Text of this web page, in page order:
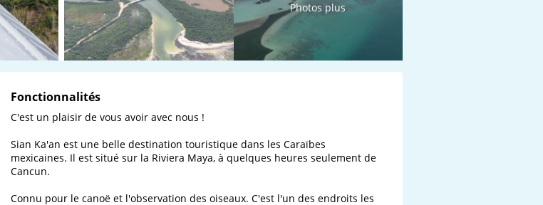
Photos plus
Fonctionnalités
C'est un plaisir de vous avoir avec nous !
Sian Ka'an est une belle destination touristique dans les Caraïbes
mexicaines. Il est situé sur la Riviera Maya, à quelques heures seulement de
Cancun.
Connu pour le canoë et l'observation des oiseaux. C'est l'un des endroits les